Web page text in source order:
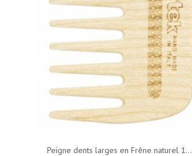
Peigne dents larges en Frêne naturel 1...